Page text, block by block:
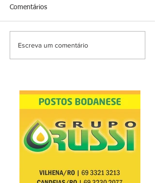
Comentários
Escreva um comentário